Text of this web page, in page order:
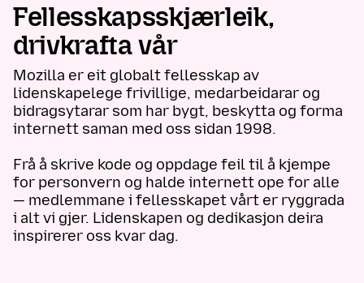
Fellesskapss­kjærleik,
drivkrafta vår
Mozilla er eit globalt fellesskap av
lidenskapelege frivillige, medarbeidarar og
bidragsytarar som har bygt, beskytta og forma
internett saman med oss sidan 1998.
Frå å skrive kode og oppdage feil til å kjempe
for personvern og halde internett ope for alle
— medlemmane i fellesskapet vårt er ryggrada
i alt vi gjer. Lidenskapen og dedikasjon deira
inspirerer oss kvar dag.